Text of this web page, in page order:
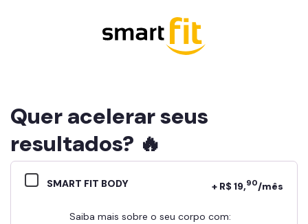
Quer acelerar seus
resultados? 🔥
SMART FIT BODY + R$ 19,90/mês
Saiba mais sobre o seu corpo com: